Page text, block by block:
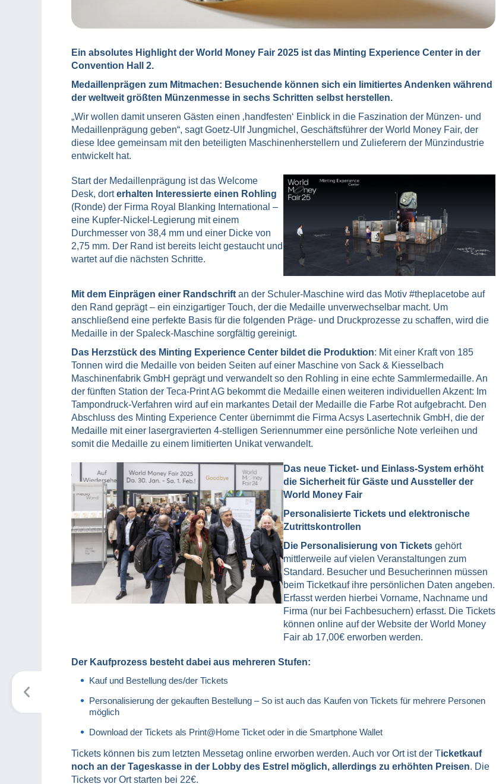
Ein absolutes Highlight der World Money Fair 2025 ist das Minting Experience Center in der
Convention Hall 2.
Medaillenprägen zum Mitmachen: Besuchende können sich ein limitiertes Andenken während
der weltweit größten Münzenmesse in sechs Schritten selbst herstellen.
„Wir wollen damit unseren Gästen einen ‚handfesten‘ Einblick in die Faszination der Münzen- und
Medaillenprägung geben“, sagt Goetz-Ulf Jungmichel, Geschäftsführer der World Money Fair, der
diese Idee gemeinsam mit den beteiligten Maschinenherstellern und Zulieferern der Münzindustrie
entwickelt hat.
Start der Medaillenprägung ist das Welcome
Desk, dorterhalten Interessierte einen Rohling
(Ronde) der Firma Royal Blanking International –
eine Kupfer-Nickel-Legierung mit einem
Durchmesser von 38,4 mm und einer Dicke von
2,75 mm. Der Rand ist bereits leicht gestaucht und
wartet auf die nächsten Schritte.
Mit dem Einprägen einer Randschrift an der Schuler-Maschine wird das Motiv #theplacetobe auf
den Rand geprägt – ein einzigartiger Touch, der die Medaille unverwechselbar macht. Um
anschließend eine perfekte Basis für die folgenden Präge- und Druckprozesse zu schaffen, wird die
Medaille in der Spaleck-Maschine sorgfältig gereinigt.
Das Herzstück des Minting Experience Center bildet die Produktion: Mit einer Kraft von 185
Tonnen wird die Medaille von beiden Seiten auf einer Maschine von Sack & Kiesselbach
Maschinenfabrik GmbH geprägt und verwandelt so den Rohling in eine echte Sammlermedaille. An
der fünften Station der Teca-Print AG bekommt die Medaille einen weiteren individuellen Akzent: Im
Tampondruck-Verfahren wird auf ein markantes Detail der Medaille die Farbe Rot aufgebracht. Den
Abschluss des Minting Experience Center übernimmt die Firma Acsys Lasertechnik GmbH, die der
Medaille mit einer lasergravierten 4-stelligen Seriennummer eine persönliche Note verleihen und
somit die Medaille zu einem limitierten Unikat verwandelt.
Das neue Ticket- und Einlass-System erhöht
die Sicherheit für Gäste und Aussteller der
World Money Fair
Personalisierte Tickets und elektronische
Zutrittskontrollen
Die Personalisierung von Tickets gehört
mittlerweile auf vielen Veranstaltungen zum
Standard. Besucher und Besucherinnen müssen
beim Ticketkauf ihre persönlichen Daten angeben.
Erfasst werden hierbei Vorname, Nachname und
Firma (nur bei Fachbesuchern) erfasst. Die Tickets
können online auf der Website der World Money
Fair ab 17,00€ erworben werden.
Der Kaufprozess besteht dabei aus mehreren Stufen:
Kauf und Bestellung des/der Tickets
Personalisierung der gekauften Bestellung – So ist auch das Kaufen von Tickets für mehrere Personen
möglich
Download der Tickets als Print@Home Ticket oder in die Smartphone Wallet
Tickets können bis zum letzten Messetag online erworben werden. Auch vor Ort ist der Ticketkauf
noch an der Tageskasse in der Lobby des Estrel möglich, allerdings zu erhöhten Preisen. Die
Tickets vor Ort starten bei 22€.